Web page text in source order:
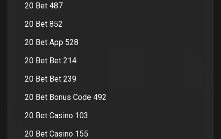
20 Bet 487
20 Bet 852
20 Bet App 528
20 Bet Bet 214
20 Bet Bet 239
20 Bet Bonus Code 492
20 Bet Casino 103
20 Bet Casino 155